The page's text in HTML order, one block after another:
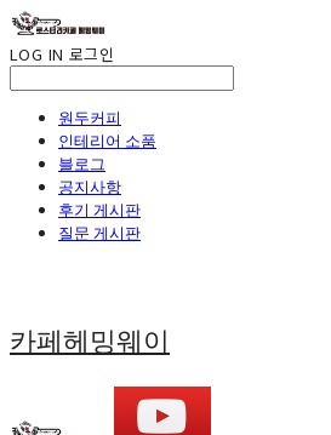
LOG IN 로그인
원두커피
인테리어 소품
블로그
공지사항
후기 게시판
질문 게시판
카페헤밍웨이